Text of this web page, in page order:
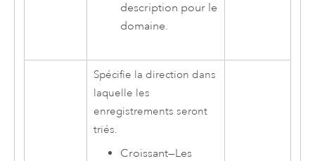
description pour le
domaine.
Spécifie la direction dans
laquelle les
enregistrements seront
triés.
Croissant—Les